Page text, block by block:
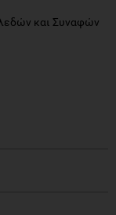
και Συναφών